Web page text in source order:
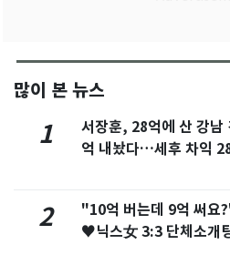
많이 본 뉴스
1
서장훈, 28억에 산 강남
억 내놨다…세후 차익
2
"10억 버는데 9억 써
♥닉스女 3:3 단체소개